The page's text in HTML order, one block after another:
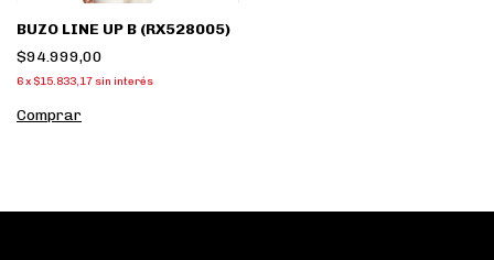
BUZO LINE UP B (RX528005)
$94.999,00
6x $15.833,17 sin interés
Comprar